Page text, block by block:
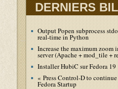
DERNIERS
Output Popen subprocess
real-time in Python
Increase the maximum zoom
server (Apache + mod_tile +
Installer HubiC sur Fedora 19
« Press Control-D to continue
Fedora Startup